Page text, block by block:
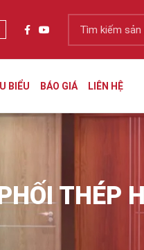
BIỂU BÁO GIÁ LIÊN HỆ
THÉP